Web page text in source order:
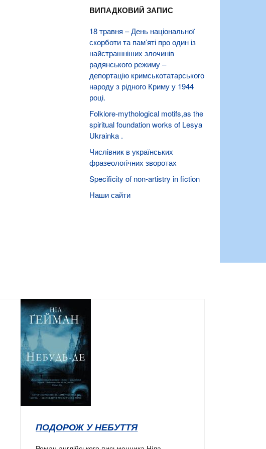
ВИПАДКОВИЙ ЗАПИС
18 травня – День національної
скорботи та пам’яті про один із
найстрашніших злочинів
радянського режиму –
депортацію кримськотатарського
народу з рідного Криму у 1944
році.
Folklore-mythological motifs,as the
spiritual foundation works of Lesya
Ukrainka .
Числівник в українських
фразеологічних зворотах
Specificity of non-artistry in fiction
Наши сайти
ПОДОРОЖ У НЕБУТТЯ